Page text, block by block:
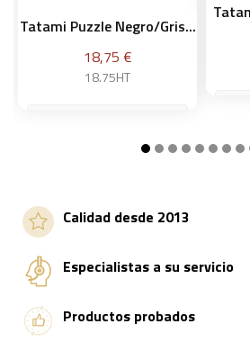
Tatami Puzzle Negro/gris...
Precio
18,75 €
18.75HT
Calidad desde 2013
Especialistas a su servicio
Productos probados